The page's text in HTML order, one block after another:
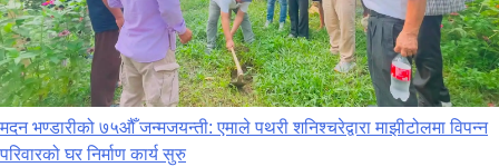
मदन भण्डारीको ७५औँ जन्मजयन्ती: एमाले पथरी शनिश्चरेद्वारा माझीटोलमा विपन्न
परिवारको घर निर्माण कार्य सुरु